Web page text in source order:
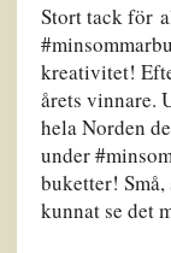
Stort tack för
kreativitet!
årets vinnare.
hela Norden
under
buketter!
kunnat se det